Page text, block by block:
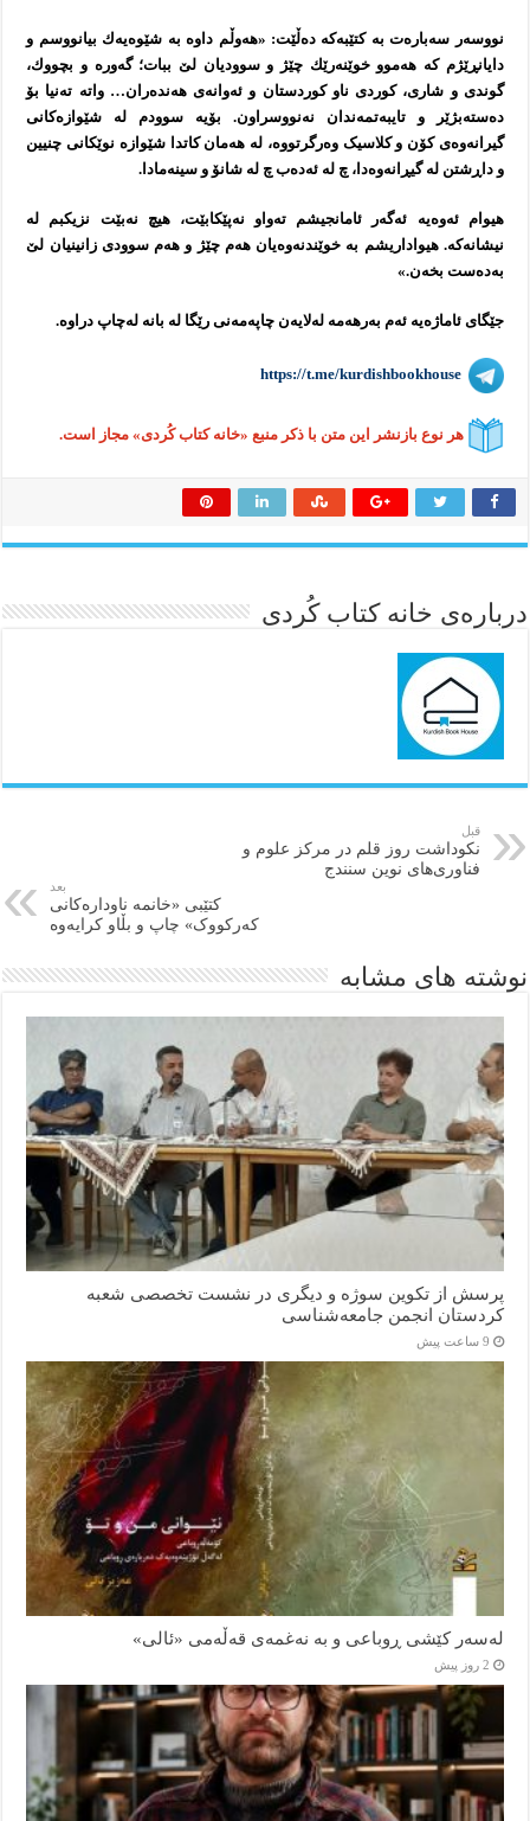
نووسەر سەبارەت بە کتێبەکە دەڵێت: «هه‌وڵم داوه‌ به‌ شێوه‌یه‌ك بیانووسم و
دایانڕێژم كه‌ هه‌موو خوێنه‌رێك چێژ و سوودیان لێ ببات؛ گه‌وره‌ و بچووك،
گوندی و شاری، كوردی ناو كوردستان و ئه‌وانه‌ی هه‌نده‌ران… وا‌ته‌ ته‌نیا بۆ
ده‌سته‌بژێر و تایبه‌تمه‌ندان نه‌نووسراون. بۆیه‌ سوودم له‌ شێوازه‌كانی
گیرانه‌وه‌ی كۆن و كلاسیک وه‌رگرتووه‌، له‌ هه‌مان كاتدا شێوازه‌ نوێكانی چنیین
و داڕشتن له‌ گیڕانه‌وه‌دا، چ له‌ ئه‌ده‌ب چ له‌ شانۆ و سینه‌مادا.
هیوام ئه‌وه‌یه‌ ئه‌گه‌ر ئامانجیشم ته‌واو نه‌پێكابێت، هیچ نه‌بێت نزیكبم له‌
نیشانه‌كه‌. هیواداریشم به‌ خوێندنه‌وه‌یان هه‌م چێژ و هه‌م سوودی زانینیان لێ
به‌ده‌ست بخه‌ن.»
جێگای ئاماژەیە ئەم بەرهەمە لەلایەن چاپەمەنی رێگا لە بانە لەچاپ دراوە.
https://t.me/kurdishbookhouse
هر نوع بازنشر این متن با ذکر منبع «خانه کتاب کُردی» مجاز است.
درباره‌ی خانه کتاب کُردی
قبل
نکوداشت روز قلم در مرکز علوم و
فناوری‌های نوین سنندج
بعد
کتێبی «خانمە ناودارەکانی
کەرکووک» چاپ و بڵاو کرایەوە
نوشته های مشابه
پرسش از تکوین سوژه و دیگری در نشست تخصصی شعبه
کردستان انجمن جامعه‌شناسی
9 ساعت پیش
لەسەر کێشی ڕوباعی و به نەغمەی قەڵەمی «ئالی»
2 روز پیش